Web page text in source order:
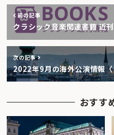
前の記事
クラシック音楽関連書籍 近
次の記事
2022年9月の海外公演情報
おすす